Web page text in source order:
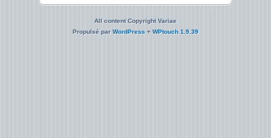
All content Copyright Variae
Propulsé parWordPress + WPtouch 1.9.39